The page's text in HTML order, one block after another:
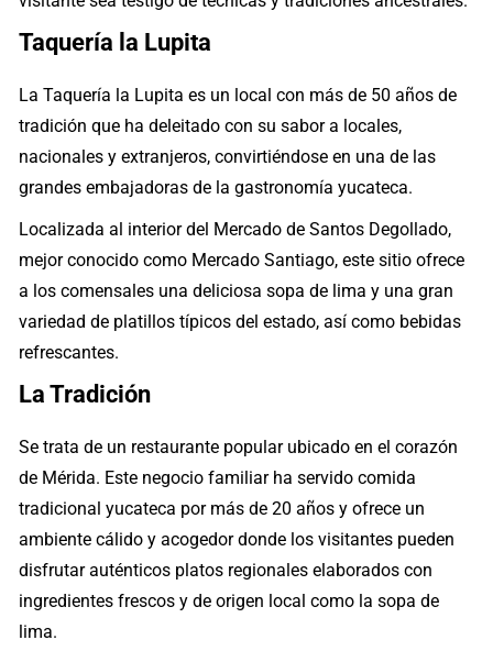
Taquería la Lupita
La Taquería la Lupita es un local con más de 50 años de
tradición que ha deleitado con su sabor a locales,
nacionales y extranjeros, convirtiéndose en una de las
grandes embajadoras de la gastronomía yucateca.
Localizada al interior del Mercado de Santos Degollado,
mejor conocido como Mercado Santiago, este sitio ofrece
a los comensales una deliciosa sopa de lima y una gran
variedad de platillos típicos del estado, así como bebidas
refrescantes.
La Tradición
Se trata de un restaurante popular ubicado en el corazón
de Mérida. Este negocio familiar ha servido comida
tradicional yucateca por más de 20 años y ofrece un
ambiente cálido y acogedor donde los visitantes pueden
disfrutar auténticos platos regionales elaborados con
ingredientes frescos y de origen local como la sopa de
lima.